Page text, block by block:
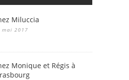
Miluccia
mai 2017
Monique et Régis à